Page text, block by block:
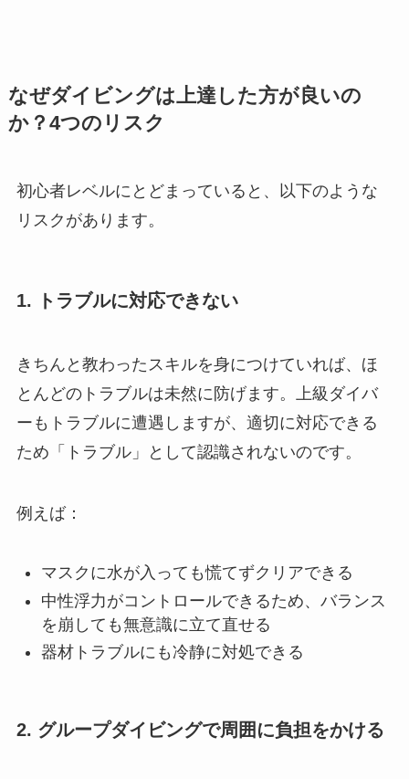
なぜダイビングは上達した方が良いの
か？4つのリスク
初心者レベルにとどまっていると、以下のような
リスクがあります。
1. トラブルに対応できない
きちんと教わったスキルを身につけていれば、ほ
とんどのトラブルは未然に防げます。上級ダイバ
ーもトラブルに遭遇しますが、適切に対応できる
ため「トラブル」として認識されないのです。
例えば：
マスクに水が入っても慌てずクリアできる
中性浮力がコントロールできるため、バランス
を崩しても無意識に立て直せる
器材トラブルにも冷静に対処できる
2. グループダイビングで周囲に負担をかける